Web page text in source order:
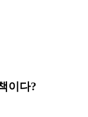
이다?